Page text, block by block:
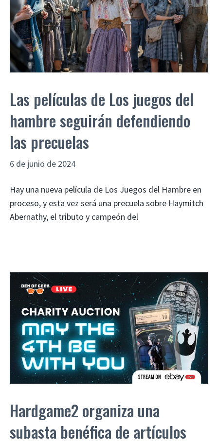
Las películas de Los juegos del
hambre seguirán defendiendo
las precuelas
6 de junio de 2024
Hay una nueva película de Los Juegos del Hambre en
proceso, y esta vez será una precuela sobre Haymitch
Abernathy, el tributo y campeón del
Hardgame2 organiza una
subasta benéfica de artículos